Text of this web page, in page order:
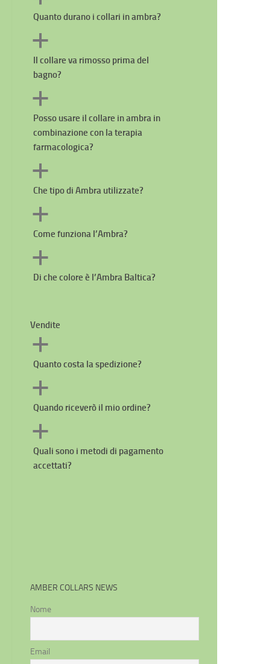
Quanto durano i collari in ambra?
a
Il collare va rimosso prima del
bagno?
a
Posso usare il collare in ambra in
combinazione con la terapia
farmacologica?
a
Che tipo di Ambra utilizzate?
a
Come funziona l’Ambra?
a
Di che colore è l’Ambra Baltica?
Vendite
a
Quanto costa la spedizione?
a
Quando riceverò il mio ordine?
a
Quali sono i metodi di pagamento
accettati?
AMBER COLLARS NEWS
Nome
Email